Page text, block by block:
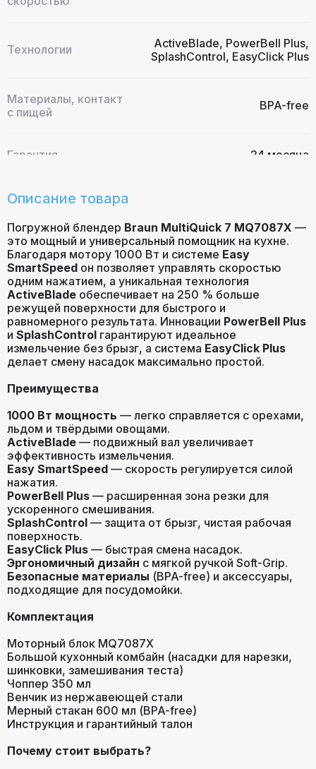
Технологии
ActiveBlade, PowerBell Plus,
SplashControl, EasyClick Plus
Материалы, контакт
с пищей
BPA-free
Гарантия 24 месяца
Описание товара
Погружной блендер Braun MultiQuick 7 MQ7087X —
это мощный и универсальный помощник на кухне.
Благодаря мотору 1000 Вт и системе Easy
SmartSpeed он позволяет управлять скоростью
одним нажатием, а уникальная технология
ActiveBlade обеспечивает на 250 % больше
режущей поверхности для быстрого и
равномерного результата. Инновации PowerBell Plus
и SplashControl гарантируют идеальное
измельчение без брызг, а система EasyClick Plus
делает смену насадок максимально простой.
Преимущества
1000 Вт мощность — легко справляется с орехами,
льдом и твёрдыми овощами.
ActiveBlade — подвижный вал увеличивает
эффективность измельчения.
Easy SmartSpeed — скорость регулируется силой
нажатия.
PowerBell Plus — расширенная зона резки для
ускоренного смешивания.
SplashControl — защита от брызг, чистая рабочая
поверхность.
EasyClick Plus — быстрая смена насадок.
Эргономичный дизайн с мягкой ручкой Soft-Grip.
Безопасные материалы (BPA-free) и аксессуары,
подходящие для посудомойки.
Комплектация
Моторный блок MQ7087X
Большой кухонный комбайн (насадки для нарезки,
шинковки, замешивания теста)
Чоппер 350 мл
Венчик из нержавеющей стали
Мерный стакан 600 мл (BPA-free)
Инструкция и гарантийный талон
Почему стоит выбрать?